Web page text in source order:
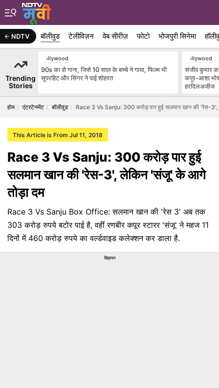
NDTV बॉलीवुड टेलीविज़न वेब सीरीज़ फोटो भोजपुरी सिनेमा
Trending
Stories
Bollywood
90s का वो गाना, जिसे 10 साल के बच्चे ने गाया, फिल्म भी
सुपरहिट और सिंगर ने पाई शोहरत
Bollywood
संजीव कुमार
कपूर-आशा
हरदिलअजीज
होम एंटरटेनमेंट बॉलीवुड Race 3 Vs Sanju: 300 करोड़ पार हुई सलमान खान की 'रेस-
This Article is From Jul 11, 2018
Race 3 Vs Sanju: 300 करोड़ पार हुई
सलमान खान की 'रेस-3', लेकिन 'संजू' के आगे
तोड़ा दम
Race 3 Vs Sanju Box Office: सलमान खान की 'रेस 3' अब तक
303 करोड़ रुपये बटोर पाई है, वहीं रणबीर कपूर स्टारर 'संजू' ने महज 11
दिनों में 460 करोड़ रुपये का वर्ल्डवाइड कलेक्शन कर डाला है.
विज्ञापन